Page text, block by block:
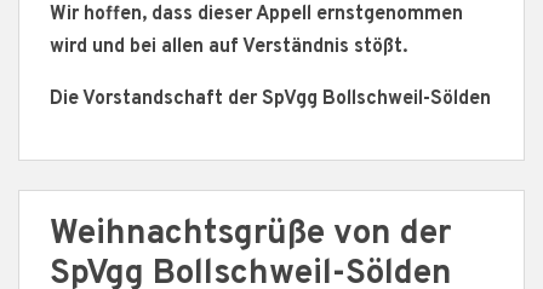
Wir hoffen, dass dieser Appell ernstgenommen
wird und bei allen auf Verständnis stößt.
Die Vorstandschaft der SpVgg Bollschweil-Sölden
Weihnachtsgrüße von der
SpVgg Bollschweil-Sölden